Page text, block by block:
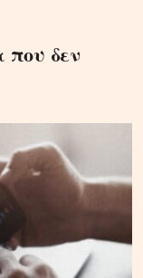
που δεν